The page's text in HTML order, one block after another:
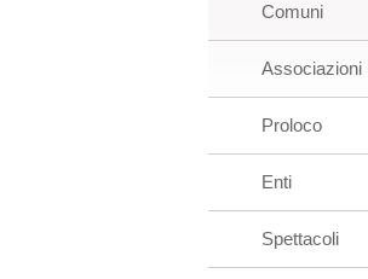
Comuni
Associazioni
Proloco
Enti
Spettacoli